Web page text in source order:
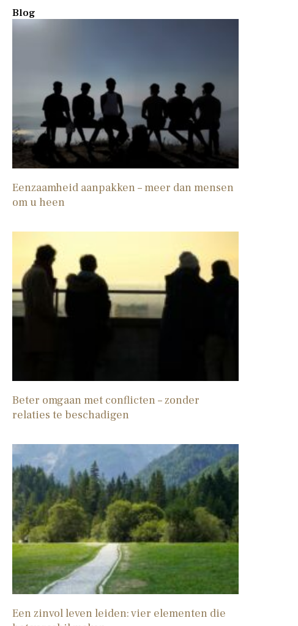
Blog
Eenzaamheid aanpakken – meer dan mensen
om u heen
Beter omgaan met conflicten – zonder
relaties te beschadigen
Een zinvol leven leiden: vier elementen die